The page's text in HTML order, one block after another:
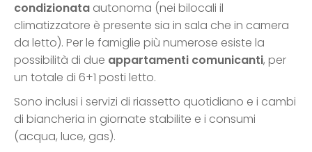
condizionata autonoma (nei bilocali il
climatizzatore è presente sia in sala che in camera
da letto). Per le famiglie più numerose esiste la
possibilità di due appartamenti comunicanti, per
un totale di 6+1 posti letto.
Sono inclusi i servizi di riassetto quotidiano e i cambi
di biancheria in giornate stabilite e i consumi
(acqua, luce, gas).